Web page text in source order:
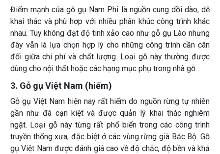
Điểm mạnh của gỗ gụ Nam Phi là nguồn cung dồi dào, dễ
khai thác và phù hợp với nhiều phân khúc công trình khác
nhau. Tuy không đạt độ tinh xảo cao như gỗ gụ Lào nhưng
đây vẫn là lựa chọn hợp lý cho những công trình cần cân
đối giữa chi phí và chất lượng. Loại gỗ này thường được
dùng cho nội thất hoặc các hạng mục phụ trong nhà gỗ.
3. Gỗ gụ Việt Nam (hiếm)
Gỗ gụ Việt Nam hiện nay rất hiếm do nguồn rừng tự nhiên
gần như đã cạn kiệt và được quản lý khai thác nghiêm
ngặt. Loại gỗ này từng rất phổ biến trong các công trình
truyền thống xưa, đặc biệt ở các vùng rừng già Bắc Bộ. Gỗ
gụ Việt Nam được đánh giá cao về độ chắc, độ bền và khả